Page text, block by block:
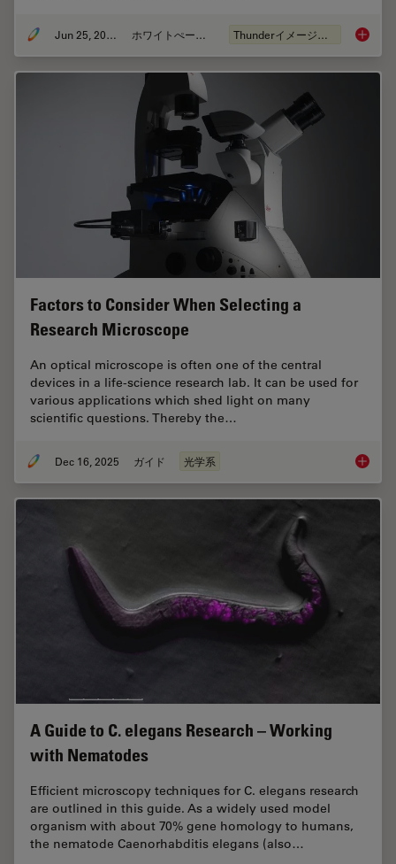
Jun 25, 2026 ホワイトぺーパー Thunderイメージング Fast,
Factors to Consider When Selecting a
Research Microscope
An optical microscope is often one of the central
devices in a life-science research lab. It can be used for
various applications which shed light on many
scientific questions. Thereby the…
Dec 16, 2025 ガイド 光学系 Factors
A Guide to C. elegans Research – Working
with Nematodes
Efficient microscopy techniques for C. elegans research
are outlined in this guide. As a widely used model
organism with about 70% gene homology to humans,
the nematode Caenorhabditis elegans (also…